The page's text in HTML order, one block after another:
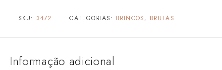
SKU: 3472 CATEGORIAS: BRINCOS, BRUTAS
Informação adicional